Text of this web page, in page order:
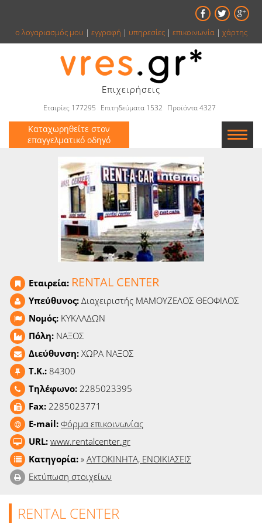
ο λογαριασμός μου | εγγραφή | υπηρεσίες| επικοινωνία| χάρτης
Επιχειρήσεις
Εταιρίες 177295 Επιτηδεύματα 1532 Προϊόντα 4327
Καταχωρηθείτε στον
επαγγελματικό οδηγό
Εταιρείες
Κατάλογος
Αγγελίες
Βιβλία
Ειδήσεις
Παιχνίδια
Ραδιόφωνο
Ταινίες
Εταιρεία: RENTAL CENTER
Υπεύθυνος: Διαχειριστής ΜΑΜΟΥΖΕΛΟΣ ΘΕΟΦΙΛΟΣ
Νομός: ΚΥΚΛΑΔΩΝ
Πόλη: ΝΑΞΟΣ
Διεύθυνση: ΧΩΡΑ ΝΑΞΟΣ
T.K.: 84300
Τηλέφωνο: 2285023395
Fax: 2285023771
E-mail: Φόρμα επικοινωνίας
URL: www.rentalcenter.gr
Κατηγορία: » ΑΥΤΟΚΙΝΗΤΑ, ΕΝΟΙΚΙΑΣΕΙΣ
Εκτύπωση στοιχείων
RENTAL CENTER